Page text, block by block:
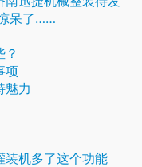
呆了……
项
魅力
装机多了这个功能